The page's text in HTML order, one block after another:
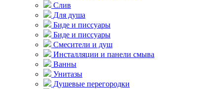
Слив
Для душа
Биде и писсуары
Биде и писсуары
Смесители и душ
Инсталляции и панели смыва
Ванны
Унитазы
Душевые перегородки